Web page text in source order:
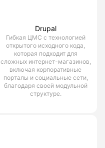
Drupal
Гибкая ЦМС с технологией
открытого исходного кода,
которая подходит для
сложных интернет-магазинов,
включая корпоративные
порталы и социальные сети,
благодаря своей модульной
структуре.